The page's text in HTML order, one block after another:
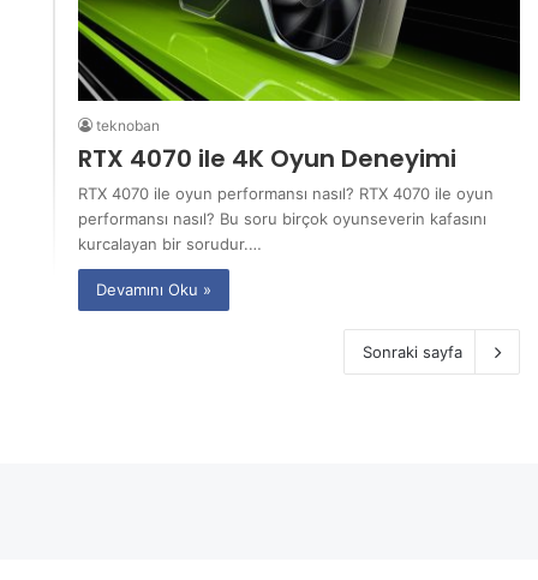
teknoban
RTX 4070 ile 4K Oyun Deneyimi
RTX 4070 ile oyun performansı nasıl? RTX 4070 ile oyun
performansı nasıl? Bu soru birçok oyunseverin kafasını
kurcalayan bir sorudur.…
Devamını Oku »
Sonraki sayfa